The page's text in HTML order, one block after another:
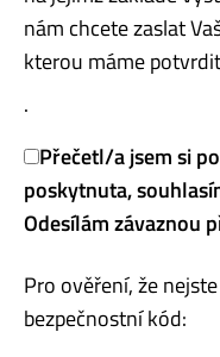
nám chcete zaslat
kterou máme
.
Přečetl/a jsem si
poskytnuta,
Odesílám závaznou
Pro ověření, že
bezpečnostní kód: